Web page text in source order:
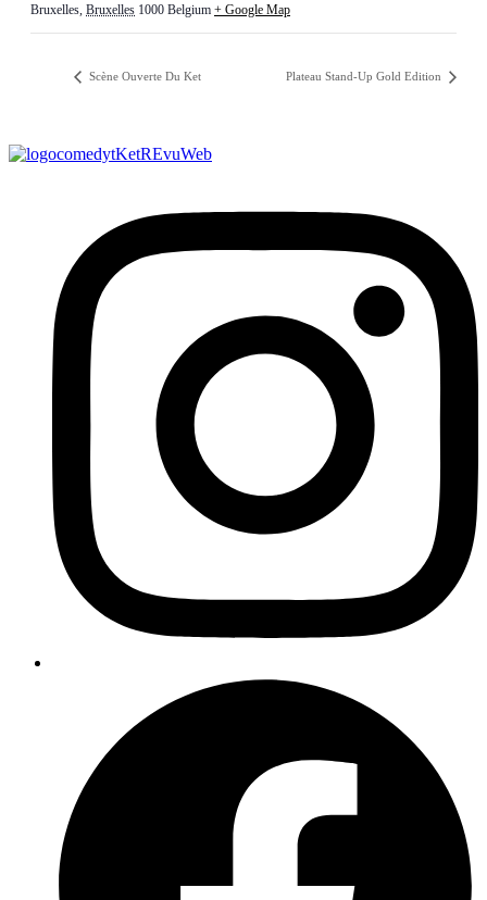
Bruxelles, Bruxelles 1000 Belgium + Google Map
Scène Ouverte Du Ket Plateau Stand-Up Gold Edition